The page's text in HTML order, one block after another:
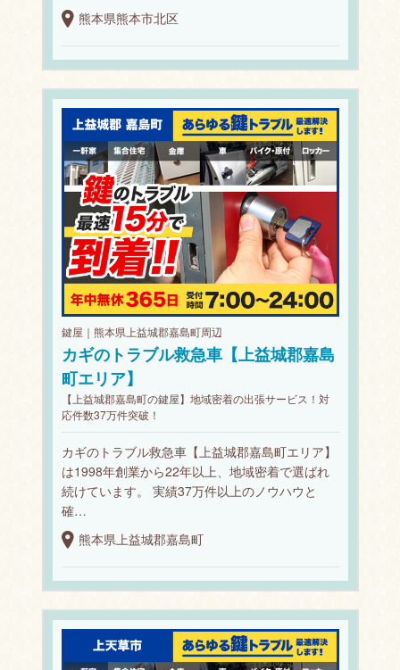
熊本県熊本市北区
鍵屋｜熊本県上益城郡嘉島町周辺
カギのトラブル救急車【上益城郡嘉島
町エリア】
【上益城郡嘉島町の鍵屋】地域密着の出張サービス！対
応件数37万件突破！
カギのトラブル救急車【上益城郡嘉島町エリア】
は1998年創業から22年以上、地域密着で選ばれ
続けています。 実績37万件以上のノウハウと
確…
熊本県上益城郡嘉島町